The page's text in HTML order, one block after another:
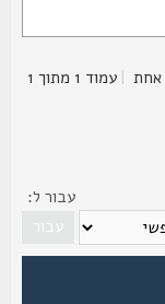
|עמוד1מתוך1
עבור ל: